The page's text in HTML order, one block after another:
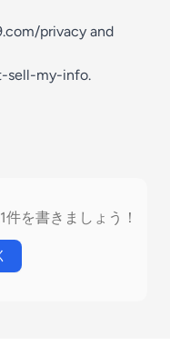
privacy and
sell-my-info.
を書きましょう！